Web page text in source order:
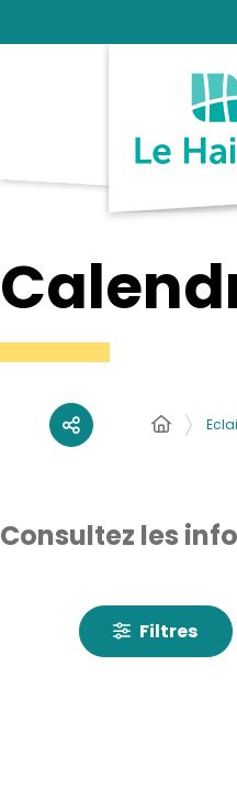
Consultez les
Filtres